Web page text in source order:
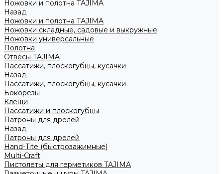
Ножовки и полотна TAJIMA
Назад
Ножовки и полотна TAJIMA
Ножовки складные, садовые и выкружные
Ножовки универсальные
Полотна
Отвесы TAJIMA
Пассатижи, плоскогубцы, кусачки
Назад
Пассатижи, плоскогубцы, кусачки
Бокорезы
Клещи
Пассатижи и плоскогубцы
Патроны для дрелей
Назад
Патроны для дрелей
Hand-Tite (быстрозажимные)
Multi-Craft
Пистолеты для герметиков TAJIMA